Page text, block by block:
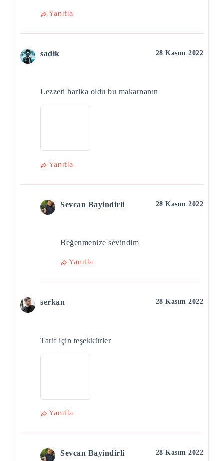
Yanıtla
sadik 28 Kasım 2022
Lezzeti harika oldu bu makarnanın
Yanıtla
Sevcan Bayindirli 28 Kasım 2022
Beğenmenize sevindim
Yanıtla
serkan 28 Kasım 2022
Tarif için teşekkürler
Yanıtla
Sevcan Bayindirli 28 Kasım 2022